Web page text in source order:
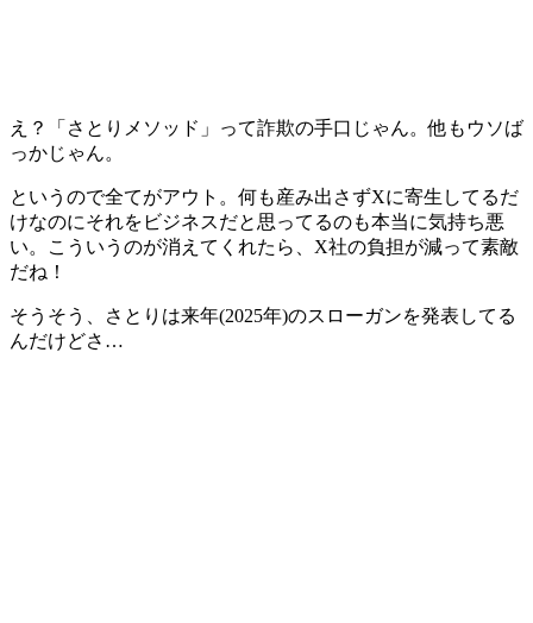
え？「さとりメソッド」って詐欺の手口じゃん。他もウソば
っかじゃん。
というので全てがアウト。何も産み出さずXに寄生してるだ
けなのにそれをビジネスだと思ってるのも本当に気持ち悪
い。こういうのが消えてくれたら、X社の負担が減って素敵
だね！
そうそう、さとりは来年(2025年)のスローガンを発表してる
んだけどさ…